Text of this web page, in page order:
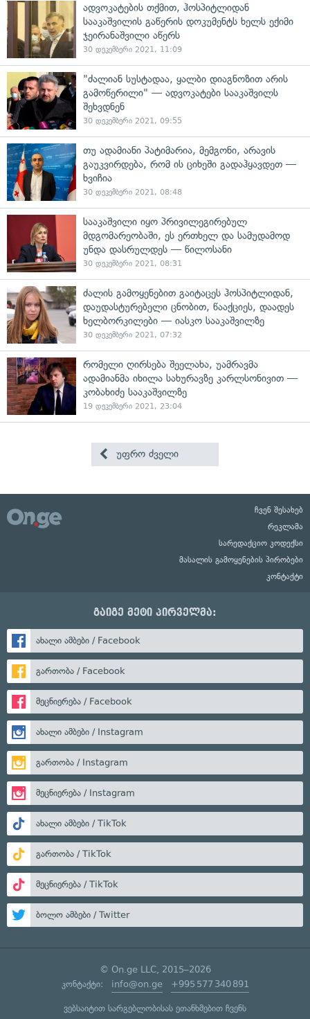
ადვოკატების თქმით, ჰოსპიტლიდან
სააკაშვილის გაწერის დოკუმენტს ხელს ექიმი
ჯეირანაშვილი აწერს
30 დეკემბერი 2021, 11:09
"ძალიან სუსტადაა, ყალბი დიაგნოზით არის
გამოწერილი" — ადვოკატები სააკაშვილს
შეხვდნენ
30 დეკემბერი 2021, 09:55
თუ ადამიანი პატიმარია, მემგონი, არავის
გაუკვირდება, რომ ის ციხეში გადაჰყავდეთ —
ხვიჩია
30 დეკემბერი 2021, 08:48
სააკაშვილი იყო პრივილეგირებულ
მდგომარეობაში, ეს ერთხელ და სამუდამოდ
უნდა დასრულდეს — წილოსანი
30 დეკემბერი 2021, 08:31
ძალის გამოყენებით გაიტაცეს ჰოსპიტლიდან,
დაუდასტურებელი ცნობით, წააქციეს, დაადეს
ხელბორკილები — იასკო სააკაშვილზე
30 დეკემბერი 2021, 07:32
რომელი ღირსება შეელახა, უამრავმა
ადამიანმა იხილა სახურავზე კარლსონივით —
კობახიძე სააკაშვილზე
19 დეკემბერი 2021, 23:04
უფრო ძველი
ჩვენ შესახებ
რეკლამა
სარედაქციო კოდექსი
მასალის გამოყენების პირობები
კონტაქტი
გაიგე მეტი პირველმა:
ახალი ამბები / Facebook
გართობა / Facebook
მეცნიერება / Facebook
ახალი ამბები / Instagram
გართობა / Instagram
მეცნიერება / Instagram
ახალი ამბები / TikTok
გართობა / TikTok
მეცნიერება / TikTok
ბოლო ამბები / Twitter
© On.ge LLC, 2015–2026
კონტაქტი: info@on.ge +995 577 340 891
ვებსაიტით სარგებლობისას ეთანხმებით ჩვენს